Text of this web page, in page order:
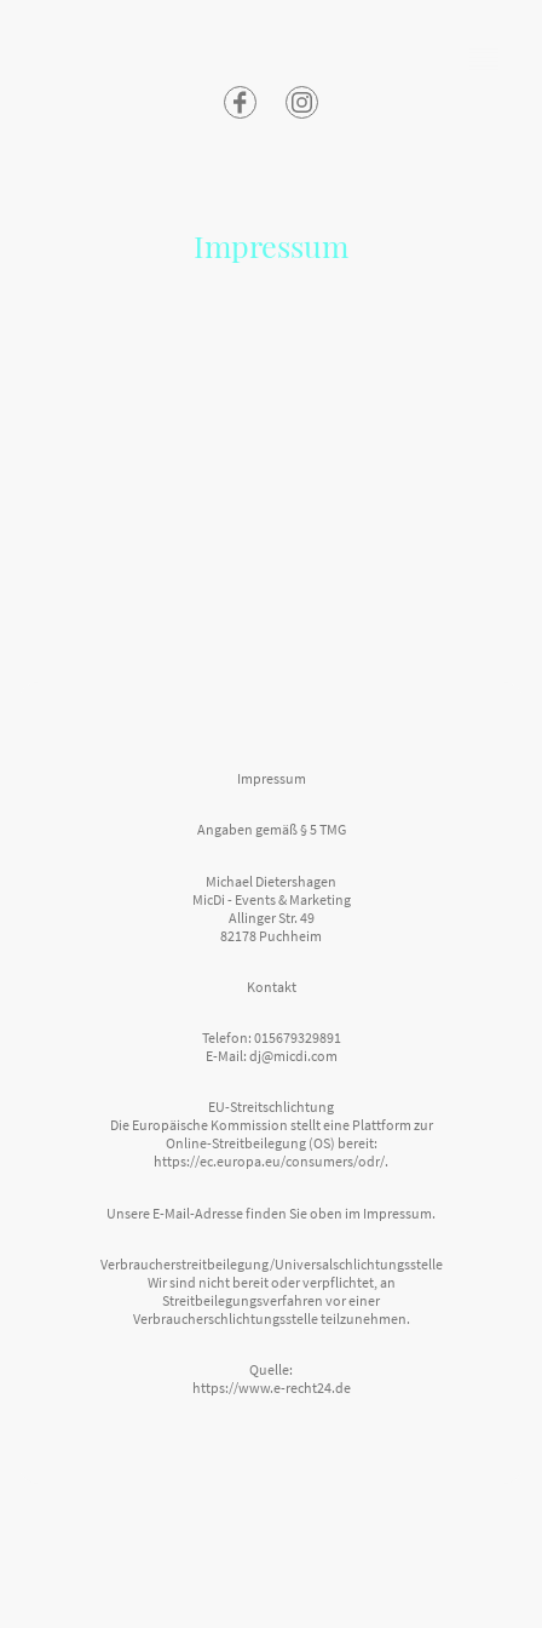
Impressum
Impressum
Angaben gemäß § 5 TMG
Michael Dietershagen
MicDi - Events & Marketing
Allinger Str. 49
82178 Puchheim
Kontakt
Telefon: 015679329891
E-Mail: dj@micdi.com
EU-Streitschlichtung
Die Europäische Kommission stellt eine Plattform zur
Online-Streitbeilegung (OS) bereit:
https://ec.europa.eu/consumers/odr/.
Unsere E-Mail-Adresse finden Sie oben im Impressum.
Verbraucherstreitbeilegung/Universalschlichtungsstelle
Wir sind nicht bereit oder verpflichtet, an
Streitbeilegungsverfahren vor einer
Verbraucherschlichtungsstelle teilzunehmen.
Quelle:
https://www.e-recht24.de